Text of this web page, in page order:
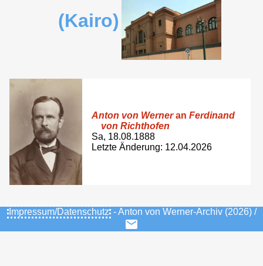
(Kairo)
Anton von Werneran Ferdinand
von Richthofen
Sa, 18.08.1888
Letzte Änderung: 12.04.2026
Impressum/Datenschutz - Anton von Werner-Archiv (2026) /